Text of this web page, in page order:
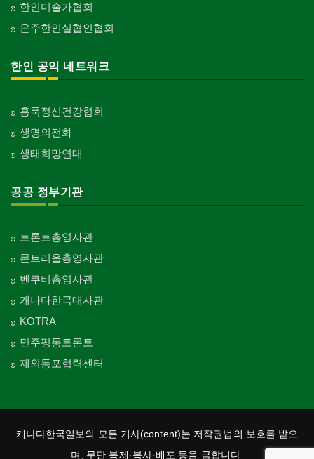
한인미술가협회
온주한인실협인협회
한인 공익 네트워크
홍푹정신건강협회
생명의전화
생태희망연대
공공 정부기관
토론토총영사관
몬트리올총영사관
벤쿠버총영사관
캐나다한국대사관
KOTRA
민주평통토론토
재외통포협력센터
캐나다한국일보의 모든 기사(content)는 저작권법의 보호를 받으
며, 무단 복제·복사·배포 등을 금합니다.